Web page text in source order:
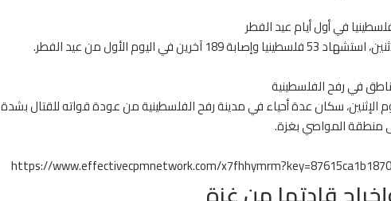
في اليوم الأول من عيد الفطر.
في رفح الفلسطينية
الإثنين، سكان عدة أحياء في مدينة رفح الفلسطينية من عودة قواته للقتال بشدة
منطقة المواصي بغزة.
https://www.effectivecpmnetwork.com/